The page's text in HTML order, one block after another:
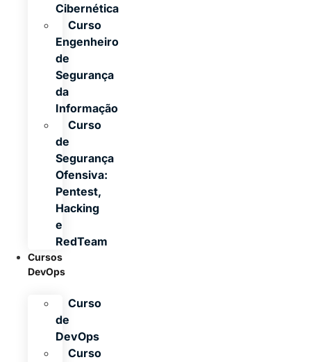
Cibernética
Curso
Engenheiro
de
Segurança
da
Informação
Curso
de
Segurança
Ofensiva:
Pentest,
Hacking
e
RedTeam
Cursos
DevOps
Curso
de
DevOps
Curso